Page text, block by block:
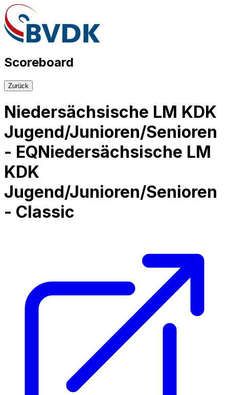
Scoreboard
Zurück
Niedersächsische LM KDK
Jugend/Junioren/Senioren
- EQNiedersächsische LM
KDK
Jugend/Junioren/Senioren
- Classic